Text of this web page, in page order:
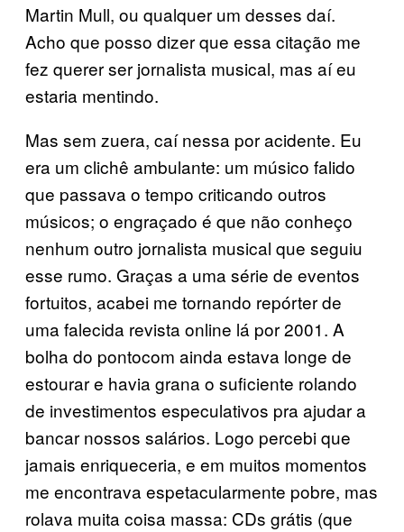
Martin Mull, ou qualquer um desses daí.
Acho que posso dizer que essa citação me
fez querer ser jornalista musical, mas aí eu
estaria mentindo.
Mas sem zuera, caí nessa por acidente. Eu
era um clichê ambulante: um músico falido
que passava o tempo criticando outros
músicos; o engraçado é que não conheço
nenhum outro jornalista musical que seguiu
esse rumo. Graças a uma série de eventos
fortuitos, acabei me tornando repórter de
uma falecida revista online lá por 2001. A
bolha do pontocom ainda estava longe de
estourar e havia grana o suficiente rolando
de investimentos especulativos pra ajudar a
bancar nossos salários. Logo percebi que
jamais enriqueceria, e em muitos momentos
me encontrava espetacularmente pobre, mas
rolava muita coisa massa: CDs grátis (que